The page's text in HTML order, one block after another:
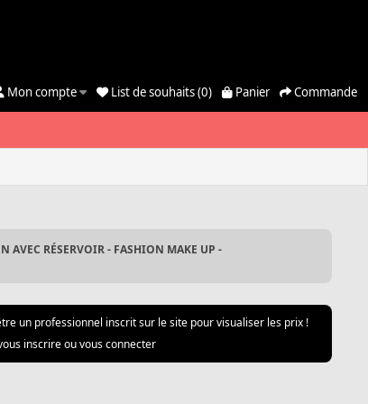
Mon compte List de souhaits (0) Panier Commande
AVEC RÉSERVOIR - FASHION MAKE UP -
un professionnel inscrit sur le site pour visualiser les prix !
inscrire ou vous connecter